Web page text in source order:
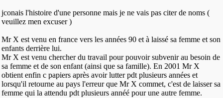
jconais l'histoire d'une personne mais je ne vais pas citer de noms (
veuillez men excuser )
Mr X est venu en france vers les années 90 et à laissé sa femme et son
enfants derrière lui.
Mr X est venu chercher du travail pour pouvoir subvenir au besoin de
sa femme et de son enfant (ainsi que sa famille). En 2001 Mr X
obtient enfin c papiers après avoir lutter pdt plusieurs années et
lorsqu'il retourne au pays l'erreur que Mr X commet, c'est de laisser sa
femme qui la attendu pdt plusieurs annéé pour une autre femme.